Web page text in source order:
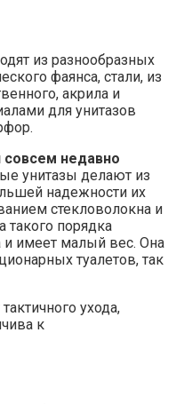
из разнообразных
фаянса, стали, из
акрила и
для унитазов
недавно
унитазы делают из
надежности их
стекловолокна и
такого порядка
и имеет малый вес. Она
туалетов, так
ухода,
к